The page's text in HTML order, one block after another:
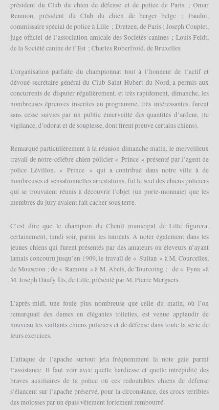
président du Club du chien de défense et de police de Paris ; Omar
Reumon, président du Club du chien de berger belge ; Faudot,
commissaire spécial de police à Lille ; Dretzen, de Paris ; Joseph Couplet,
juge officiel de l’association amicale des Sociétés canines ; Louis Feidt,
de la Société canine de l’Est ; Charles Roberfroid. de Bruxelles.
L’organisation parfaite du championnat tout à l’honneur de l’actif et
dévoué secrétaire général du Club Saint-Hubert du Nord, a permis aux
concurrents de disputer régulièrement. et très rapidement, dimanche, les
nombreuses épreuves inscrites au programme. très intéressantes, furent
sans cesse suivies par un public émerveillé des quantités d’ardeur, (le
vigilance, d’odorat et de souplesse, dont firent preuve certains chiens).
Remarqué particulièrement à la réunion dimanche matin, le merveilleux
travail de notre-célébre chien policier « Prince » présenté par l’agent de
police Lévillon. « Prince » qui a contribué dans notre ville à de
nombreuses et sensationnelles arrestations, fut le seul des chiens policiers
qui se trouvaient réunis à découvrir l’objet (un porte-monnaie) que les
membres du jury avaient fait cacher sous terre.
C’est dire que le champion du Chenil municipal de Lille figurera,
certainement, lundi soir, parmi les lauréats. A noter également dans les
jeunes chiens qui furent présentés par des amateurs ou éleveurs n’ayant
jamais concouru jusqu’en 1909, le travail de « Sultan » à M. Courcelles,
de Mouscron ; de « Ramona » à M. Abels, de Tourcoing ; de « Fyna »à
M. Joseph Daufy fils, de Lille, présenté par M. Pierre Mergaers.
L’après-midi, une foule plus nombreuse que celle du matin, où l’on
remarquait des dames en élégantes toilettes, est venue applaudir de
nouveau les vaillants chiens policiers et de défense dans toute la série de
leurs exercices.
L’attaque de l’apache surtout jeta fréquemment la note gaie parmi
l’assistance. Il faut voir avec quelle hardiesse et quelle intrépidité des
braves auxiliaires de la police où ces redoutables chiens de défense
s’élancent sur l’apache préservé, pour la circonstance, des crocs terribles
des molosses par un épais vêtement fortement rembourré.